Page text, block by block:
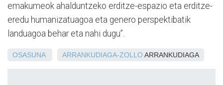
emakumeok ahalduntzeko erditze-espazio eta erditze-
eredu humanizatuagoa eta genero perspektibatik
landuagoa behar eta nahi dugu”.
OSASUNA ARRANKUDIAGA-ZOLLO ARRANKUDIAGA